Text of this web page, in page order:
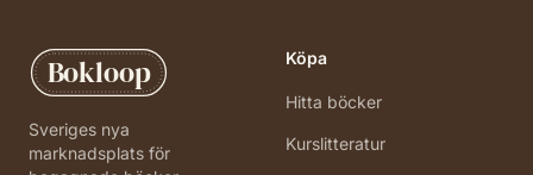
Bokloop
Sveriges nya
marknadsplats för
Köpa
Hitta böcker
Kurslitteratur